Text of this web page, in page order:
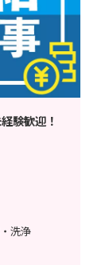
験歓迎！
洗浄